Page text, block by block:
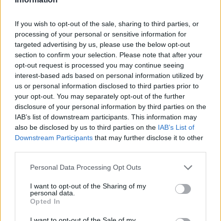
If you wish to opt-out of the sale, sharing to third parties, or
processing of your personal or sensitive information for
targeted advertising by us, please use the below opt-out
section to confirm your selection. Please note that after your
opt-out request is processed you may continue seeing
interest-based ads based on personal information utilized by
us or personal information disclosed to third parties prior to
your opt-out. You may separately opt-out of the further
disclosure of your personal information by third parties on the
IAB’s list of downstream participants. This information may
also be disclosed by us to third parties on the IAB’s List of
Downstream Participants that may further disclose it to other
Personal Data Processing Opt Outs
I want to opt-out of the Sharing of my
personal data.
Opted In
že pro spotřebitele bude stále výhodnější koupit nové zařízení.
Směrnice má přitom usnadnit opravy elektroniky i po skončení
záruční doby, zlepšit dostupnost náhradních dílů a zabránit
výrobcům, aby zásahy do zařízení zbytečně komplikovali nebo
znemožňovali. Nestanovuje však konkrétní cenový limit ani
způsob výpočtu ceny náhradních dílů a oprav.
David Chytil: Právo na opravu přichází
31.7.2026
Diskuse: 32
Každý rok končí v odpadu
miliony elektrospotřebičů,
přestože by mnohé z nich
mohly dál sloužit. Od 31.
začne v Evropě měnit. Členské státy začnou uplatňovat takzvané
vybraných výrobků i po skončení záruční doby a zlepšit
dostupnost náhradních dílů. Co nová pravidla přinesou, jak mohou
přispět ke snížení množství elektroodpadu a kde jsou jejich limity.